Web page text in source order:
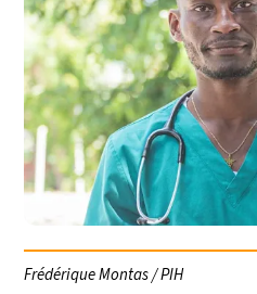
Frédérique Montas / PIH